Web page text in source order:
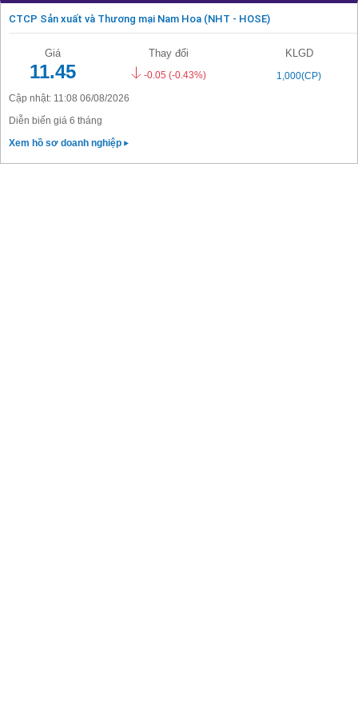
CTCP Sản xuất và Thương mại Nam Hoa (NHT - HOSE)
Giá Thay đổi KLGD
11.45 -0.05 (-0.43%)
1,000(CP)
Cập nhật: 11:08 06/08/2026
Diễn biến giá 6 tháng
Xem hồ sơ doanh nghiệp